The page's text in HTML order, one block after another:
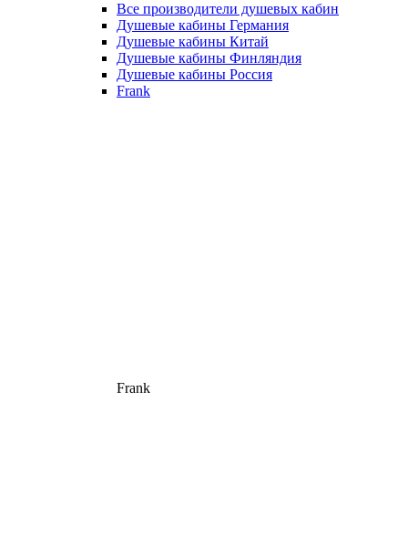
Все производители душевых кабин
Душевые кабины Германия
Душевые кабины Китай
Душевые кабины Финляндия
Душевые кабины Россия
Frank
Frank